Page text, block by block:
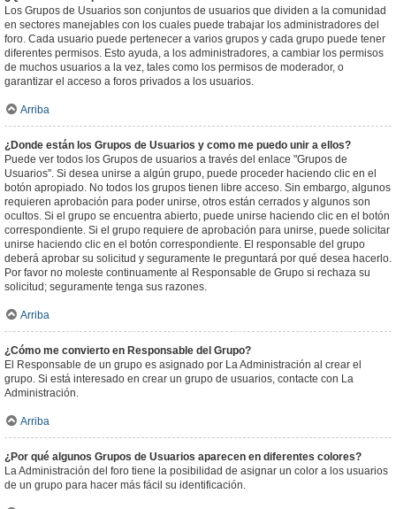
Los Grupos de Usuarios son conjuntos de usuarios que dividen a la comunidad
en sectores manejables con los cuales puede trabajar los administradores del
foro. Cada usuario puede pertenecer a varios grupos y cada grupo puede tener
diferentes permisos. Esto ayuda, a los administradores, a cambiar los permisos
de muchos usuarios a la vez, tales como los permisos de moderador, o
garantizar el acceso a foros privados a los usuarios.
Arriba
¿Donde están los Grupos de Usuarios y como me puedo unir a ellos?
Puede ver todos los Grupos de usuarios a través del enlace "Grupos de
Usuarios". Si desea unirse a algún grupo, puede proceder haciendo clic en el
botón apropiado. No todos los grupos tienen libre acceso. Sin embargo, algunos
requieren aprobación para poder unirse, otros están cerrados y algunos son
ocultos. Si el grupo se encuentra abierto, puede unirse haciendo clic en el botón
correspondiente. Si el grupo requiere de aprobación para unirse, puede solicitar
unirse haciendo clic en el botón correspondiente. El responsable del grupo
deberá aprobar su solicitud y seguramente le preguntará por qué desea hacerlo.
Por favor no moleste continuamente al Responsable de Grupo si rechaza su
solicitud; seguramente tenga sus razones.
Arriba
¿Cómo me convierto en Responsable del Grupo?
El Responsable de un grupo es asignado por La Administración al crear el
grupo. Si está interesado en crear un grupo de usuarios, contacte con La
Administración.
Arriba
¿Por qué algunos Grupos de Usuarios aparecen en diferentes colores?
La Administración del foro tiene la posibilidad de asignar un color a los usuarios
de un grupo para hacer más fácil su identificación.